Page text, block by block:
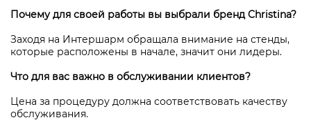
Почему для своей работы вы выбрали бренд Christina?
Заходя на Интершарм обращала внимание на стенды,
которые расположены в начале, значит они лидеры.
Что для вас важно в обслуживании клиентов?
Цена за процедуру должна соответствовать качеству
обслуживания.